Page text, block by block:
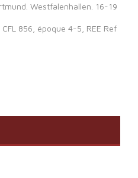
Westfalenhallen. 16-19
856, époque 4-5, REE Ref